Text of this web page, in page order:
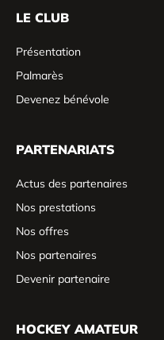
LE CLUB
Présentation
Palmarès
Devenez bénévole
PARTENARIATS
Actus des partenaires
Nos prestations
Nos offres
Nos partenaires
Devenir partenaire
HOCKEY AMATEUR